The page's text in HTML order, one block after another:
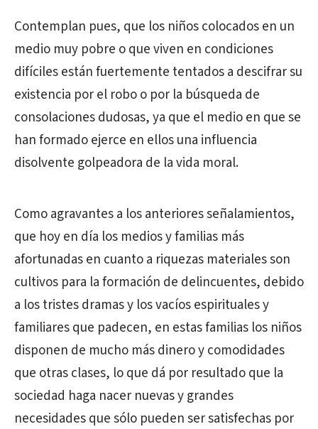
Contemplan pues, que los niños colocados en un
medio muy pobre o que viven en condiciones
difíciles están fuertemente tentados a descifrar su
existencia por el robo o por la búsqueda de
consolaciones dudosas, ya que el medio en que se
han formado ejerce en ellos una influencia
disolvente golpeadora de la vida moral.
Como agravantes a los anteriores señalamientos,
que hoy en día los medios y familias más
afortunadas en cuanto a riquezas materiales son
cultivos para la formación de delincuentes, debido
a los tristes dramas y los vacíos espirituales y
familiares que padecen, en estas familias los niños
disponen de mucho más dinero y comodidades
que otras clases, lo que dá por resultado que la
sociedad haga nacer nuevas y grandes
necesidades que sólo pueden ser satisfechas por